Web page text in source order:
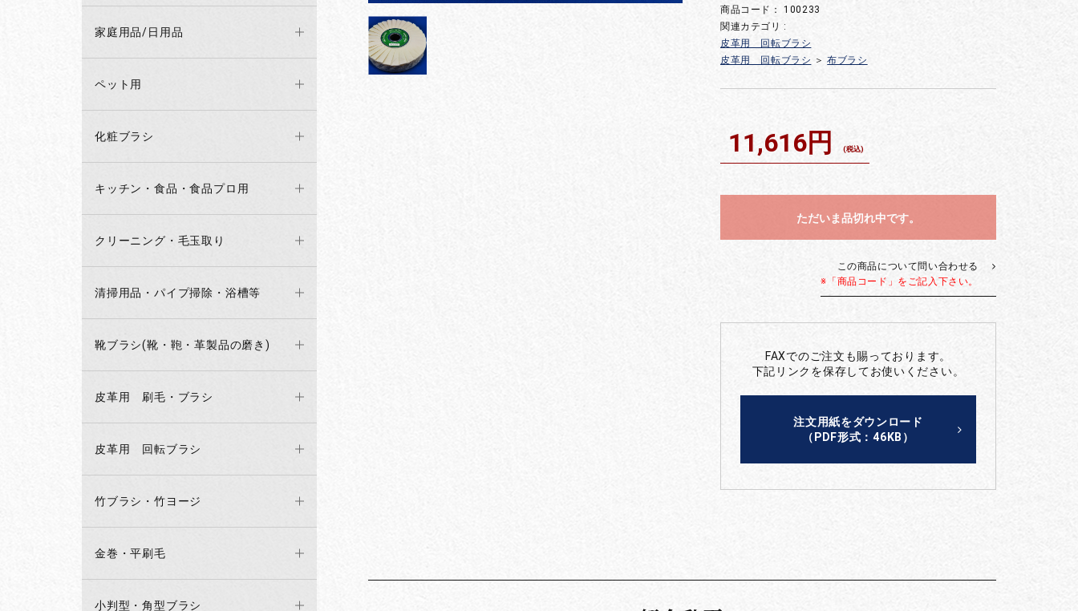
家庭用品/日用品
ペット用
化粧ブラシ
キッチン・食品・食品プロ用
クリーニング・毛玉取り
清掃用品・パイプ掃除・浴槽等
靴ブラシ(靴・鞄・革製品の磨き)
皮革用 刷毛・ブラシ
皮革用 回転ブラシ
竹ブラシ・竹ヨージ
金巻・平刷毛
小判型・角型ブラシ
商品コード：100233
関連カテゴリ :
皮革用 回転ブラシ
皮革用 回転ブラシ ＞ 布ブラシ
11,616円 (税込)
ただいま品切れ中です。
この商品について問い合わせる
※「商品コード」をご記入下さい。
FAXでのご注文も賜っております。
下記リンクを保存してお使いください。
注文用紙をダウンロード
（PDF形式：46KB）